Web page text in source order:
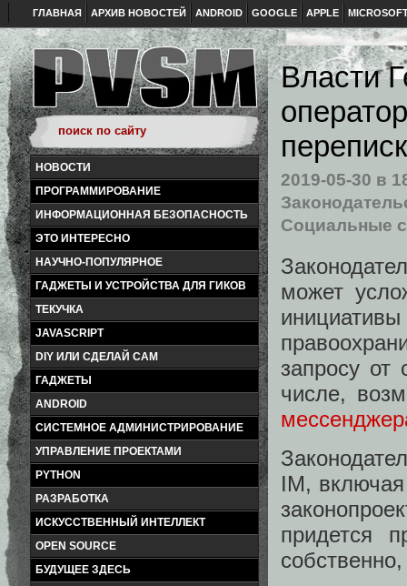
ГЛАВНАЯ АРХИВ НОВОСТЕЙ ANDROID GOOGLE APPLE
НОВОСТИ
ПРОГРАММИРОВАНИЕ
ИНФОРМАЦИОННАЯ БЕЗОПАСНОСТЬ
ЭТО ИНТЕРЕСНО
НАУЧНО-ПОПУЛЯРНОЕ
ГАДЖЕТЫ И УСТРОЙСТВА ДЛЯ ГИКОВ
ТЕКУЧКА
JAVASCRIPT
DIY ИЛИ СДЕЛАЙ САМ
ГАДЖЕТЫ
ANDROID
СИСТЕМНОЕ АДМИНИСТРИРОВАНИЕ
УПРАВЛЕНИЕ ПРОЕКТАМИ
PYTHON
РАЗРАБОТКА
ИСКУССТВЕННЫЙ ИНТЕЛЛЕКТ
OPEN SOURCE
БУДУЩЕЕ ЗДЕСЬ
Власти
2019-05-30 в
Социальные
может
запросу от
числе,
IM,
придется